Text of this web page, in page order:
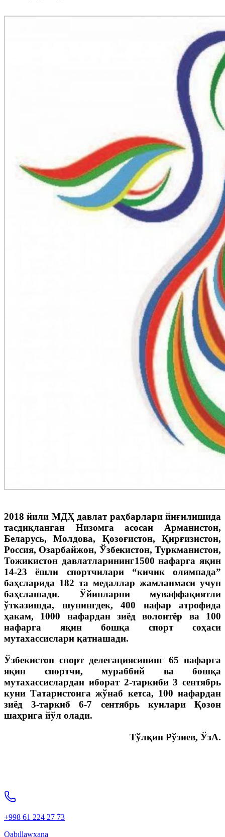
2018 йили МДҲ давлат раҳбарлари йиғилишида
тасдиқланган Низомга асосан Арманистон,
Беларусь, Молдова, Қозоғистон, Қирғизистон,
Россия, Озарбайжон, Ўзбекистон, Туркманистон,
Тожикистон давлатларининг1500 нафарга яқин
14-23 ёшли спортчилари “кичик олимпада”
баҳсларида 182 та медаллар жамланмаси учун
баҳслашади. Ўйинларни муваффақиятли
ўтказишда, шунингдек, 400 нафар атрофида
ҳакам, 1000 нафардан зиёд волонтёр ва 100
нафарга яқин бошқа спорт соҳаси
мутахассислари қатнашади.
Ўзбекистон спорт делегациясининг 65 нафарга
яқин спортчи, мураббий ва бошқа
мутахассислардан иборат 2-таркиби 3 сентябрь
куни Татаристонга жўнаб кетса, 100 нафардан
зиёд 3-таркиб 6-7 сентябрь кунлари Қозон
шаҳрига йўл олади.
Тўлқин Рўзиев, ЎзА.
+998 61 224 27 73
Qabıllawxana